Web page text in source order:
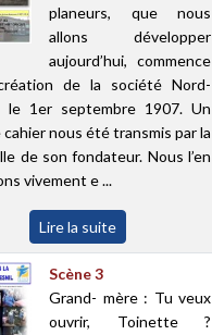
planeurs, que nous
allons développer
aujourd’hui, commence
de la société Nord-
le 1er septembre 1907. Un
cahier nous été transmis par la
de son fondateur. Nous l’en
vivement e ...
Lire la suite
Scène 3
Grand- mère : Tu veux
ouvrir, Toinette ?